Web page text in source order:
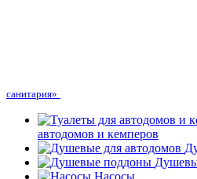
санитария»
автодомов и кемперов
Насосы